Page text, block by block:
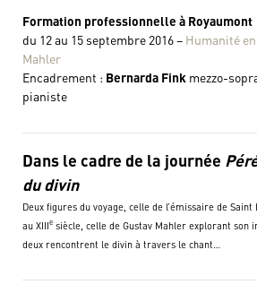
Formation professionnelle à Royaumont
du 12 au 15 septembre 2016 – Humanité
Mahler
Encadrement : Bernarda Fink mezzo-
pianiste
Dans le cadre de la journée
du divin
Deux figures du voyage, celle de l’émissaire de
au XIIIe siècle, celle de Gustav Mahler explorant
deux rencontrent le divin à travers le chant…